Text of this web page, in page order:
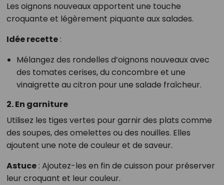
Les oignons nouveaux apportent une touche
croquante et légèrement piquante aux salades.
Idée recette:
Mélangez des rondelles d’oignons nouveaux avec
des tomates cerises, du concombre et une
vinaigrette au citron pour une salade fraîcheur.
2. En garniture
Utilisez les tiges vertes pour garnir des plats comme
des soupes, des omelettes ou des nouilles. Elles
ajoutent une note de couleur et de saveur.
Astuce: Ajoutez-les en fin de cuisson pour préserver
leur croquant et leur couleur.